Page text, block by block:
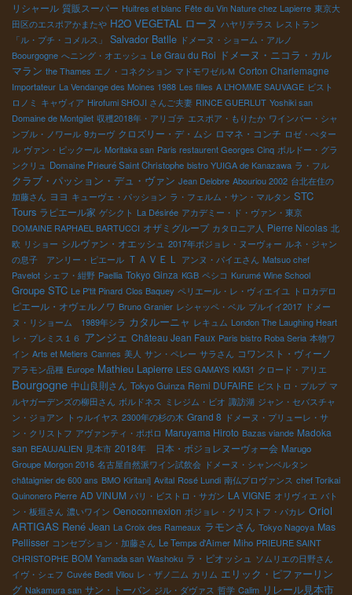
リシャール 質販スーパー Huitres et blanc Fête du Vin Nature chez Lapierre 東京大
田区のエスポアかまたや H2O VEGETAL ローヌ ハヤリテラス レストラン
「ル・プチ・コメルス」
Salvador Batlle ドメーヌ・ショーム・アルノ
Boourgogne へニング・オエッシュ Le Grau du Roi ドメーヌ・ニコラ・カル
マラン the Thames エノ・コネクション マドモワゼルＭ Corton Charlemagne
Importateur La Vendange des Moines 1988 Les filles A L’HOMME SAUVAGE ビスト
ロノミ キャヴィア Hirofumi SHOJI さんご夫妻 RINCE GUERLUT Yoshiki san
Domaine de Montgilet 収穫2018年・アリゴテ エスポア・もりたか ワインバー・シャ
ンブル・ノワール 9カーヴ クロズリー・デ・ムシ ロマネ・コンチ ロゼ・ぺター
ル ヴァン・ピックール Moritaka san Paris restaurent Georges Cinq ボルドー・グラ
ンクリュ Domaine Prieuré Saint Christophe bistro YUIGA de Kanazawa ラ・フル
クラブ・パッション・デュ・ヴァン Jean Delobre Abouriou 2002 台北在住の
加藤さん ヨヨ キューヴェ・パッション ラ・フェルム・サン・マルタン STC
Tours ラピエール家 ゲシクト La Désirée アカデミー・ド・ヴァン・東京
DOMAINE RAPHAEL BARTUCCI オザミグループ カタロニア人 Pierre Nicolas 北
欧 リショー シルヴァン・オエッシュ 2017年ボジョレ・ヌーヴォー ルネ・ジャン
の息子 アンリー・ピエール ＴＡＶＥＬ アンヌ・パイエさん Matsuo chef
Pavelot シェフ・紺野 Paellia Tokyo Ginza KGB ペシコ Kurumé Wine School
Groupe STC Le P'tit Pinard Clos Baquey ペリエール・レ・ヴィエイユ トロカデロ
ピエール・オヴェルノワ Bruno Granier レシャッペ・ベル ブルイイ2017 ドメー
ヌ・リショーム 1989年シラ カタルーニャ レキュム London The Laughing Heart
レ・プレミス１６ アンジェ Château Jean Faux Paris bistro Roba Seria 本物ワ
イン Arts et Metiers Cannes 美人 サン・ペレー サラさん コワンスト・ヴィーノ
アラモン品種 Europe Mathieu Lapierre LES GAMAYS KM31 クロード・アリエ
Bourgogne 中山良則さん Tokyo Guinza Remi DUFAIRE ビストロ・プルプ マ
ルヤガーデンズの柳田さん ボルドネス ミレジム・ビオ 諏訪湖 ジャン・セバスチャ
ン・ジョアン トゥルイヤス 2300年の杉の木 Grand 8 ドメーヌ・プリューレ・サ
ン・クリストフ アヴァンティ・ポポロ Maruyama Hiroto Bazas viande Madoka
san BEAUJALIEN 見本市 2018年 日本・ボジョレヌーヴォー会 Marugo
Groupe Morgon 2016 名古屋自然派ワイン試飲会 ドメーヌ・シャンベルタン
châtaignier de 600 ans BMO Kiritani] Avital Rosé Lundi 南仏プロヴァンス chef Torikai
Quinonero Pierre AD VINUM パリ・ビストロ・サガン LA VIGNE オリヴィエ バト
ン・板垣さん 濃いワイン Oenoconnexion ボジョレ・クリストフ・パカレ Oriol
ARTIGAS René Jean La Croix des Rameaux ラモンさん Tokyo Nagoya Mas
Pellisser コンセプション・加藤さん Le Temps d'Aimer Miho PRIEURE SAINT
CHRISTOPHE BOM Yamada san Washoku ラ・ピオッシュ ソムリエの日野さん
イヴ・シェフ Cuvée Bedit Vilou レ・ザノ二ム カリム エリック・ピファーリン
グ Nakamura san サン・トーバン ジル・ダヴァス 哲学 Calim リレール見本市